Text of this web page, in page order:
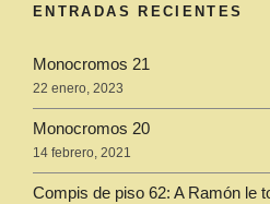
ENTRADAS RECIENTES
Monocromos 21
22 enero, 2023
Monocromos 20
14 febrero, 2021
Compis de piso 62: A Ramón le